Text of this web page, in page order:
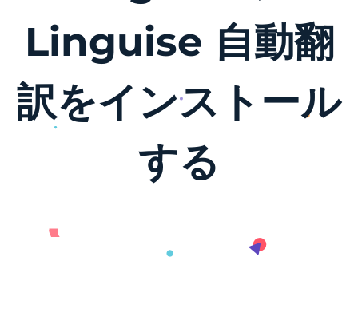
Linguise 自動翻
訳をインストール
する